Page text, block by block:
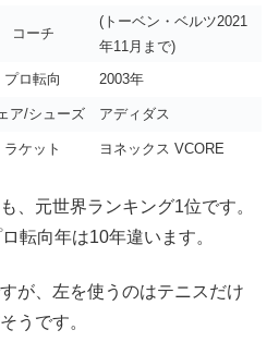
コーチ
(トーベン・ベルツ2021
年11月まで)
プロ転向 2003年
ア/シューズ アディダス
ラケット ヨネックス VCORE
、元世界ランキング1位です。
転向年は10年違います。
が、左を使うのはテニスだけ
うです。